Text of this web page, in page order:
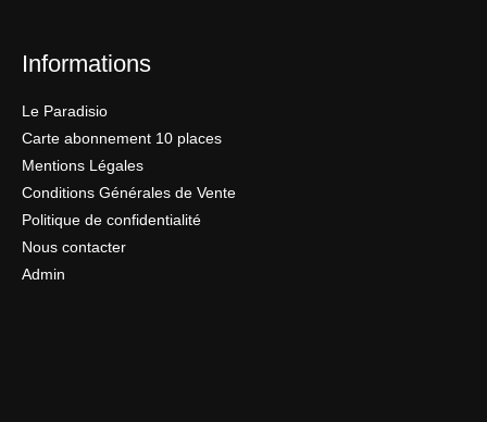
Informations
Le Paradisio
Carte abonnement 10 places
Mentions Légales
Conditions Générales de Vente
Politique de confidentialité
Nous contacter
Admin